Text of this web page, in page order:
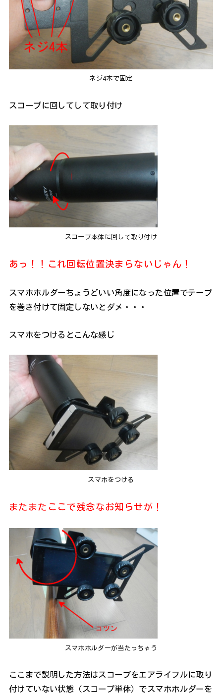
ネジ4本で固定
スコープに回してして取り付け
スコープ本体に回して取り付け
あっ！！これ回転位置決まらないじゃん！
スマホホルダーちょうどいい角度になった位置でテープ
を巻き付けて固定しないとダメ・・・
スマホをつけるとこんな感じ
スマホをつける
またまたここで残念なお知らせが！
スマホホルダーが当たっちゃう
ここまで説明した方法はスコープをエアライフルに取り
付けていない状態（スコープ単体）でスマホホルダーを